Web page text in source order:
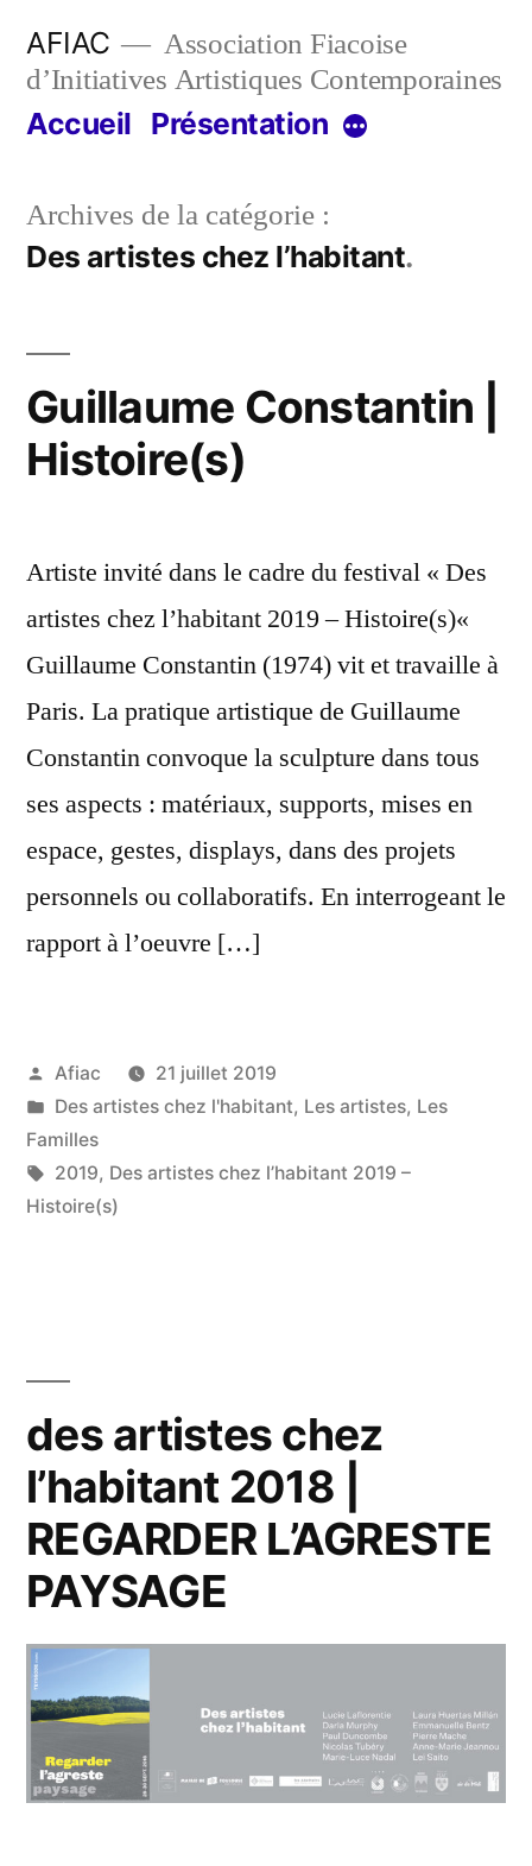
contenu
AFIAC
Association Fiacoise
d’Initiatives Artistiques Contemporaines
Accueil Présentation Plus
Archives de la catégorie :
Des artistes chez l’habitant
Guillaume Constantin |
Histoire(s)
Artiste invité dans le cadre du festival « Des
artistes chez l’habitant 2019 – Histoire(s)«
Guillaume Constantin (1974) vit et travaille à
Paris. La pratique artistique de Guillaume
Constantin convoque la sculpture dans tous
ses aspects : matériaux, supports, mises en
espace, gestes, displays, dans des projets
personnels ou collaboratifs. En interrogeant le
rapport à l’oeuvre […]
Publié
par
Afiac
21 juillet 2019
Publié
dans
Des artistes chez l'habitant, Les artistes, Les
Familles
Étiquettes :
2019, Des artistes chez l’habitant 2019 –
Histoire(s)
des artistes chez
l’habitant 2018 |
REGARDER L’AGRESTE
PAYSAGE